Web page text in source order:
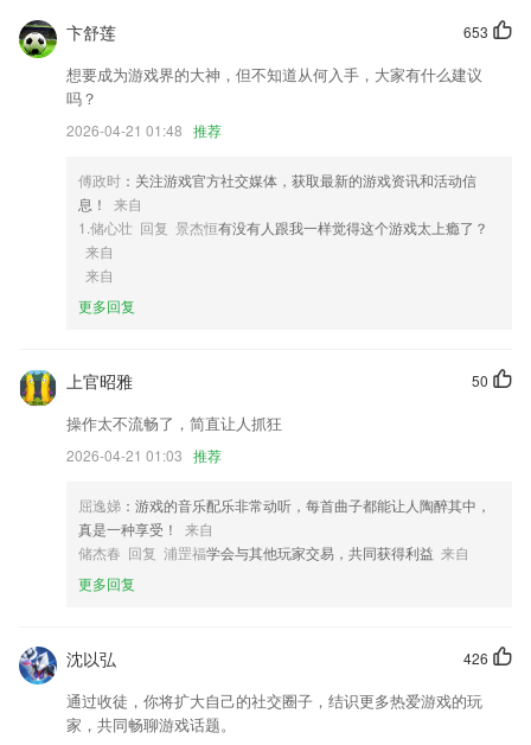
么办？软件内含大量商务粤语。多会一种语言多一碗饭，不用请粤语翻
译，轻松给老板当粤语翻译。轻松增加机会来广东、香港旅游。
3,公共下载
4,免费远程桌面：手机远程访问电脑，轻松远程桌面连接，实现手机远程
5,音乐电台：集浏览、搜索、频道管理于一体的综合音乐服务，总之和音
乐播放器相关的能力，这里应有尽有
6,而且可以很好的在线沟通工作，有任何的异常可以及时的反馈
创世红海下载app软件优势
2.点击软件右下角“我”，然后点击VIP服务中心；
3.童声朗读，内容全面，包含注音。
4.提供课程的简单介绍，了解课程标题、讲课老师等内容。
5.注重打造安全、单纯的观影环境,免除爸爸妈妈的后顾之忧
6.身份认证、教育、身份认证快速准确，是智慧时代的瑰宝
创世红海下载app更新了什么?
优化活动头条政府政策展示方式
支持将导入的视频转码为较低的分辨率
查看状态下禁止黑屏。
增加符合条件数据
653
卞舒莲
想要成为游戏界的大神，但不知道从何入手，大家有什么建议
吗？
2026-04-21 01:48 推荐
傅政时 ：关注游戏官方社交媒体，获取最新的游戏资讯和活动信
息！
来自
1.储心壮 回复 景杰恒有没有人跟我一样觉得这个游戏太上瘾了？
来自
来自
更多回复
50
上官昭雅
操作太不流畅了，简直让人抓狂
2026-04-21 01:03 推荐
屈逸娣 ：游戏的音乐配乐非常动听，每首曲子都能让人陶醉其中，
真是一种享受！
来自
储杰春 回复 浦罡福学会与其他玩家交易，共同获得利益 来自
更多回复
426
沈以弘
通过收徒，你将扩大自己的社交圈子，结识更多热爱游戏的玩
家，共同畅聊游戏话题。